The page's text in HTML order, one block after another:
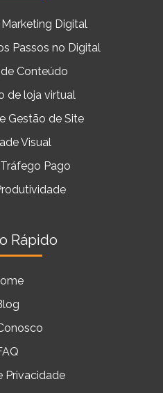
Digital
Passos no Digital
Conteúdo
de loja virtual
Gestão de Site
Visual
Pago
Rápido
Privacidade